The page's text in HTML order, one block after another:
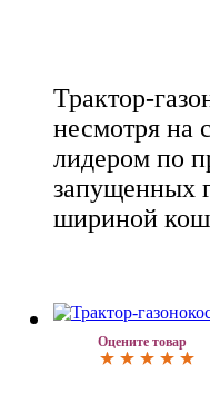
Трактор-
несмотря на
лидером по
запущенных
шириной
Оцените товар